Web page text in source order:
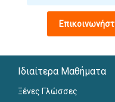
Ιδιαίτερα Μαθήματα
Ξένες Γλώσσες